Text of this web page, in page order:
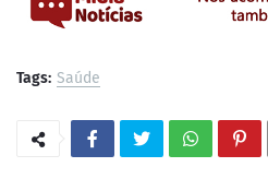
Tags: Saúde